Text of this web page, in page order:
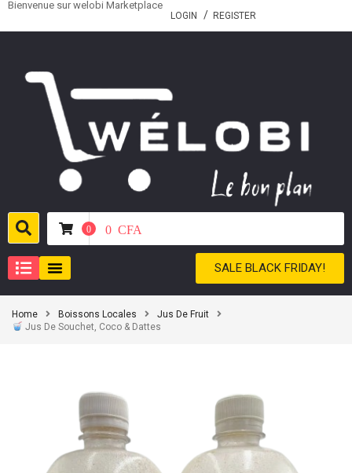
Bienvenue sur welobi Marketplace
LOGIN REGISTER
0 0 CFA
SALE BLACK FRIDAY!
Home Boissons Locales
Jus De Fruit
Jus De Souchet, Coco & Dattes